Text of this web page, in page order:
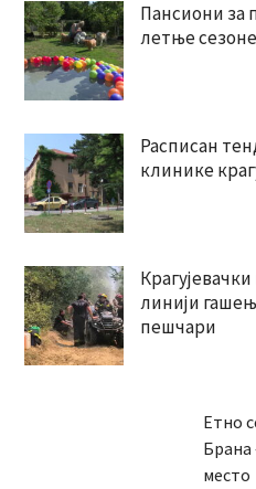
Пансиони за
летње сезоне
Расписан
клинике
линији
пешчари
Етно
Брана
место